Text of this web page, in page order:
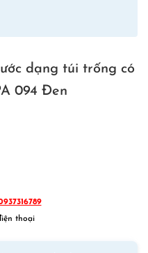
dạng túi trống có
094 Đen
thoại